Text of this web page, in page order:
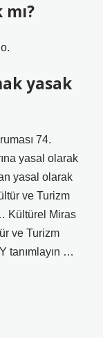
yasak
74.
yasal olarak
yasal olarak
ve Turizm
Kültürel Miras
ve Turizm
tanımlayın …